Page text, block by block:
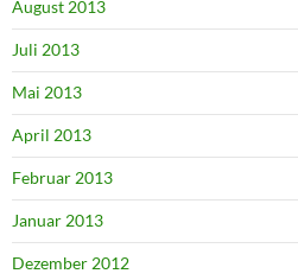
August 2013
Juli 2013
Mai 2013
April 2013
Februar 2013
Januar 2013
Dezember 2012